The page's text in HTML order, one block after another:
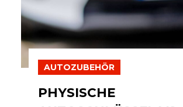
AUTOZUBEHÖR
PHYSISCHE